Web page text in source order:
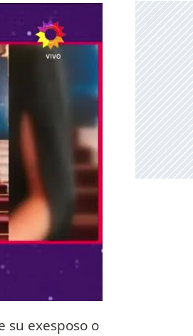
su exesposo o